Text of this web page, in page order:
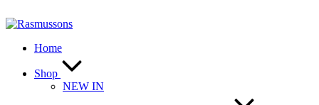
Inhalt
Home
Shop
NEW IN